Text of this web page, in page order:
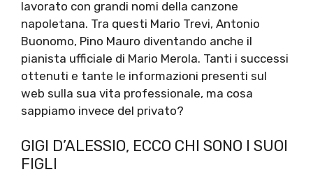
lavorato con grandi nomi della canzone
napoletana. Tra questi Mario Trevi, Antonio
Buonomo, Pino Mauro diventando anche il
pianista ufficiale di Mario Merola. Tanti i successi
ottenuti e tante le informazioni presenti sul
web sulla sua vita professionale, ma cosa
sappiamo invece del privato?
GIGI D’ALESSIO, ECCO CHI SONO I SUOI
FIGLI